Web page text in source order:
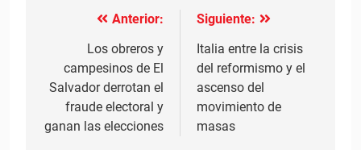
Navegación
entradas
Anterior:
Los obreros y
campesinos de El
Salvador derrotan el
fraude electoral y
ganan las elecciones
Siguiente:
Italia entre la crisis
del reformismo y el
ascenso del
movimiento de
masas